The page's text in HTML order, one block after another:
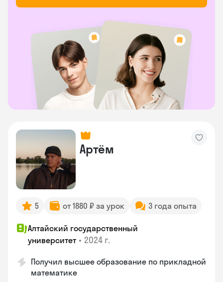
Артём
5 от 1880 ₽ за урок 3 года опыта
Алтайский государственный
университет • 2024 г.
Получил высшее образование по прикладной
математике